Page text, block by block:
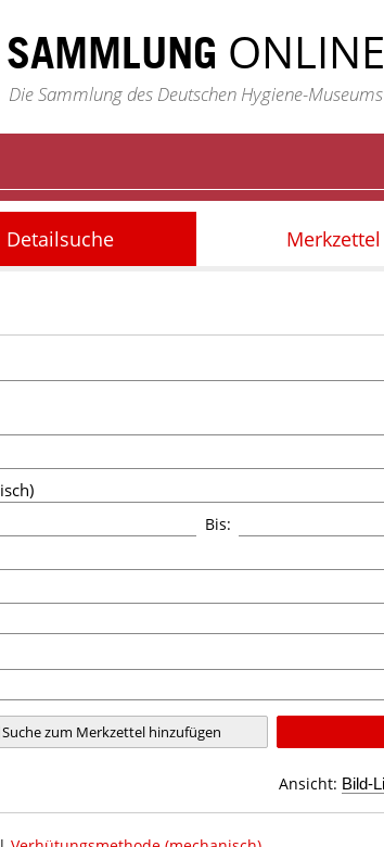
SAMMLUNG ONLINE
Die Sammlung des Deutschen Hygiene-Museums
Detailsuche Merkzettel
Bis:
Suche zum Merkzettel hinzufügen
Ansicht: